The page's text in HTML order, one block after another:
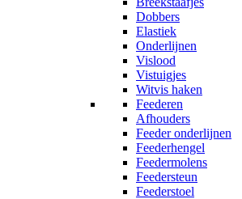
Dobbers
Elastiek
Onderlijnen
Vislood
Vistuigjes
Witvis haken
Feederen
Afhouders
Feeder onderlijnen
Feederhengel
Feedermolens
Feedersteun
Feederstoel